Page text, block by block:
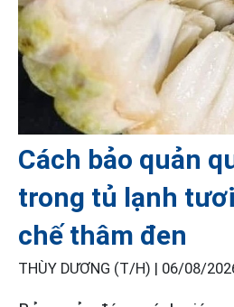
Cách bảo quản
trong tủ lạnh
chế thâm đen
THÙY DƯƠNG (T/H) | 06/08/